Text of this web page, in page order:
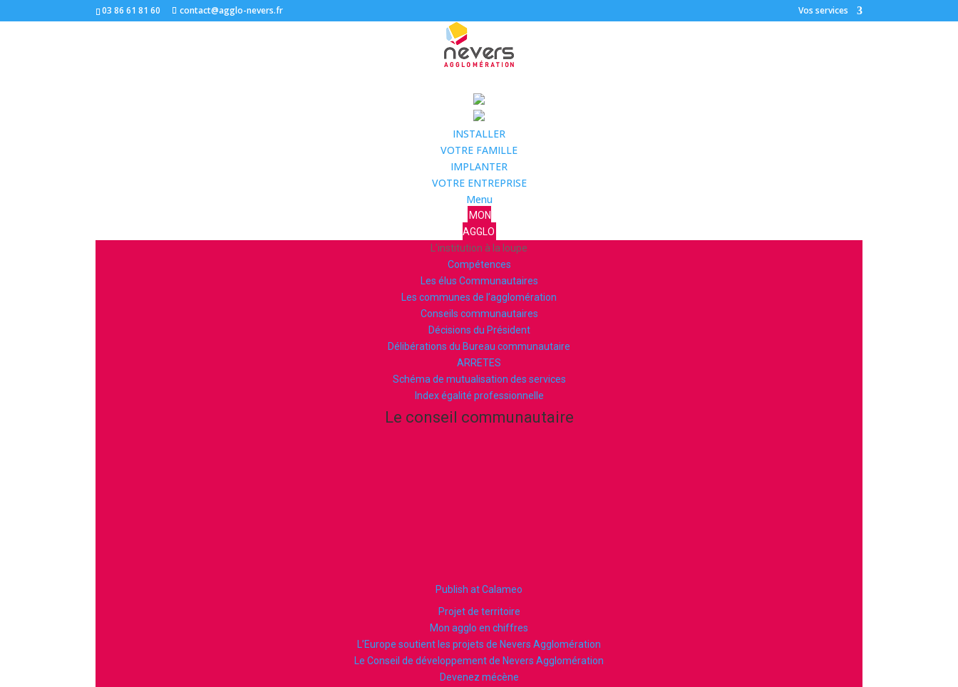
03 86 61 81 60 contact@agglo-nevers.fr Vos services
INSTALLER
VOTRE FAMILLE
IMPLANTER
VOTRE ENTREPRISE
Menu
MON
AGGLO
L’institution à la loupe
Compétences
Les élus Communautaires
Les communes de l’agglomération
Conseils communautaires
Décisions du Président
Délibérations du Bureau communautaire
ARRETES
Schéma de mutualisation des services
Index égalité professionnelle
Le conseil communautaire
Publish at Calameo
Projet de territoire
Mon agglo en chiffres
L’Europe soutient les projets de Nevers Agglomération
Le Conseil de développement de Nevers Agglomération
Devenez mécène